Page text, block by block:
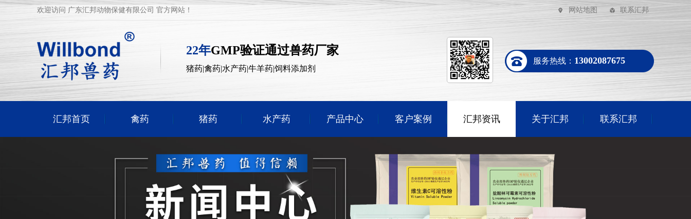
欢迎访问 广东汇邦动物保健有限公司 官方网站！ 网站地图 联系汇邦
22年GMP验证通过兽药厂家
猪药|禽药|水产药|牛羊药|饲料添加剂
服务热线： 13002087675
汇邦首页 禽药 猪药 水产药 产品中心 客户案例 汇邦资讯 关于汇邦 联系汇邦